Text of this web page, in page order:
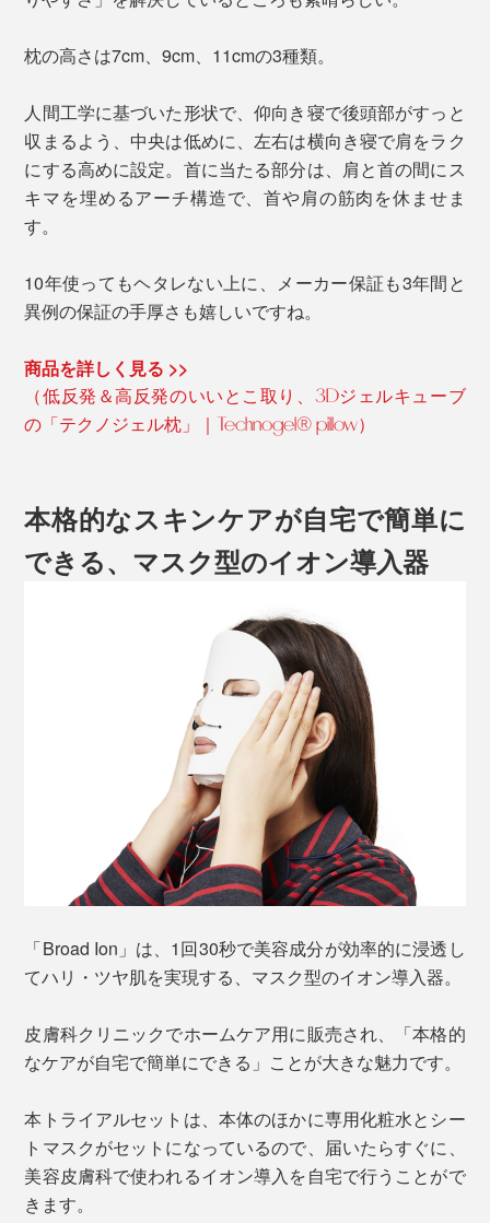
枕の高さは7cm、9cm、11cmの3種類。
人間工学に基づいた形状で、仰向き寝で後頭部がすっと
収まるよう、中央は低めに、左右は横向き寝で肩をラク
にする高めに設定。首に当たる部分は、肩と首の間にス
キマを埋めるアーチ構造で、首や肩の筋肉を休ませま
す。
10年使ってもヘタレない上に、メーカー保証も3年間と
異例の保証の手厚さも嬉しいですね。
商品を詳しく見る >>
（低反発＆高反発のいいとこ取り、3Dジェルキューブ
の「テクノジェル枕」｜Technogel® pillow）
本格的なスキンケアが自宅で簡単に
できる、マスク型のイオン導入器
「Broad Ion」は、1回30秒で美容成分が効率的に浸透し
てハリ・ツヤ肌を実現する、マスク型のイオン導入器。
皮膚科クリニックでホームケア用に販売され、「本格的
なケアが自宅で簡単にできる」ことが大きな魅力です。
本トライアルセットは、本体のほかに専用化粧水とシー
トマスクがセットになっているので、届いたらすぐに、
美容皮膚科で使われるイオン導入を自宅で行うことがで
きます。